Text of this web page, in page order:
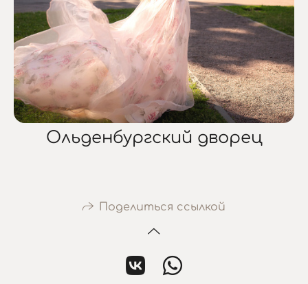
Ольденбургский дворец
Поделиться ссылкой